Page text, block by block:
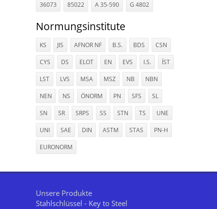
36073 85022 A 35-590 G 4802
Normungsinstitute
KS JIS AFNOR NF B.S. BDS CSN
CYS DS ELOT EN EVS I.S. ÍST
LST LVS MSA MSZ NB NBN
NEN NS ÖNORM PN SFS SL
SN SR SRPS SS STN TS UNE
UNI SAE DIN ASTM STAS PN-H
EURONORM
Unsere Produkte
Stahlschlüssel - Key to Steel